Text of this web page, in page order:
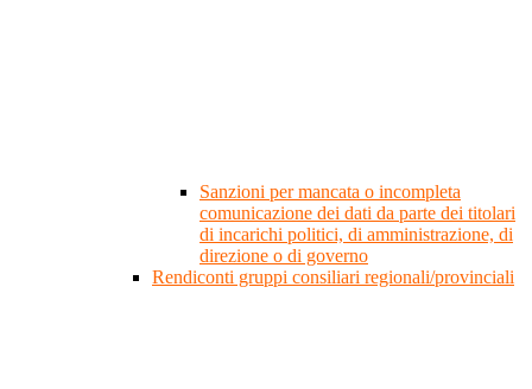
Sanzioni per mancata o incompleta
comunicazione dei dati da parte dei titolari
di incarichi politici, di amministrazione, di
direzione o di governo
Rendiconti gruppi consiliari regionali/provinciali